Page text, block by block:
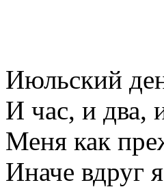
Июльский
И час, и два,
Меня как
Иначе вдруг